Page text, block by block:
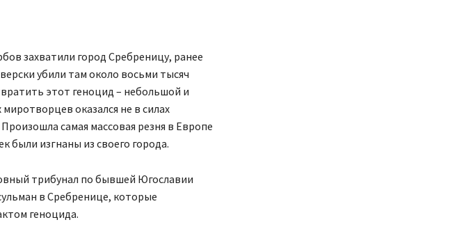
захватили город Сребреницу, ранее
убили там около восьми тысяч
этот геноцид – небольшой и
оказался не в силах
самая массовая резня в Европе
были изгнаны из своего города.
трибунал по бывшей Югославии
в Сребренице, которые
геноцида.